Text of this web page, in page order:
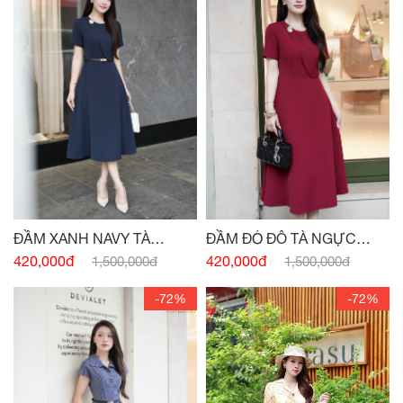
ĐẦM XANH NAVY TÀ
NGỰC ĐÍNH CHARM
420,000đ 1,500,000đ
ĐẦM ĐỎ ĐÔ TÀ NGỰC
ĐÍNH CHARM
420,000đ 1,500,000đ
-72% -72%